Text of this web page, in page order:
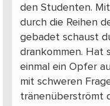
den Studenten.
durch die Reihen
gebadet schaust
drankommen. Hat
einmal ein Opfer
mit schweren
tränenüberströmt